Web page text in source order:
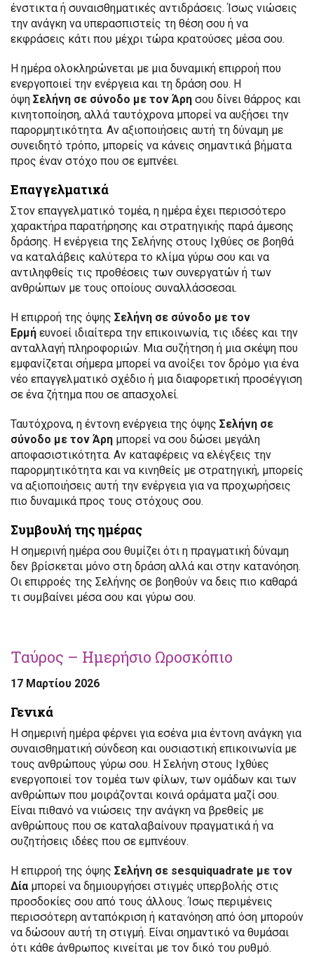
ένστικτα ή συναισθηματικές αντιδράσεις. Ίσως νιώσεις
την ανάγκη να υπερασπιστείς τη θέση σου ή να
εκφράσεις κάτι που μέχρι τώρα κρατούσες μέσα σου.
Η ημέρα ολοκληρώνεται με μια δυναμική επιρροή που
ενεργοποιεί την ενέργεια και τη δράση σου. Η
όψη Σελήνη σε σύνοδο με τον Άρη σου δίνει θάρρος και
κινητοποίηση, αλλά ταυτόχρονα μπορεί να αυξήσει την
παρορμητικότητα. Αν αξιοποιήσεις αυτή τη δύναμη με
συνειδητό τρόπο, μπορείς να κάνεις σημαντικά βήματα
προς έναν στόχο που σε εμπνέει.
Επαγγελματικά
Στον επαγγελματικό τομέα, η ημέρα έχει περισσότερο
χαρακτήρα παρατήρησης και στρατηγικής παρά άμεσης
δράσης. Η ενέργεια της Σελήνης στους Ιχθύες σε βοηθά
να καταλάβεις καλύτερα το κλίμα γύρω σου και να
αντιληφθείς τις προθέσεις των συνεργατών ή των
ανθρώπων με τους οποίους συναλλάσσεσαι.
Η επιρροή της όψης Σελήνη σε σύνοδο με τον
Ερμή ευνοεί ιδιαίτερα την επικοινωνία, τις ιδέες και την
ανταλλαγή πληροφοριών. Μια συζήτηση ή μια σκέψη που
εμφανίζεται σήμερα μπορεί να ανοίξει τον δρόμο για ένα
νέο επαγγελματικό σχέδιο ή μια διαφορετική προσέγγιση
σε ένα ζήτημα που σε απασχολεί.
Ταυτόχρονα, η έντονη ενέργεια της όψης Σελήνη σε
σύνοδο με τον Άρη μπορεί να σου δώσει μεγάλη
αποφασιστικότητα. Αν καταφέρεις να ελέγξεις την
παρορμητικότητα και να κινηθείς με στρατηγική, μπορείς
να αξιοποιήσεις αυτή την ενέργεια για να προχωρήσεις
πιο δυναμικά προς τους στόχους σου.
Συμβουλή της ημέρας
Η σημερινή ημέρα σου θυμίζει ότι η πραγματική δύναμη
δεν βρίσκεται μόνο στη δράση αλλά και στην κατανόηση.
Οι επιρροές της Σελήνης σε βοηθούν να δεις πιο καθαρά
τι συμβαίνει μέσα σου και γύρω σου.
Ταύρος – Ημερήσιο Ωροσκόπιο
17 Μαρτίου 2026
Γενικά
Η σημερινή ημέρα φέρνει για εσένα μια έντονη ανάγκη για
συναισθηματική σύνδεση και ουσιαστική επικοινωνία με
τους ανθρώπους γύρω σου. Η Σελήνη στους Ιχθύες
ενεργοποιεί τον τομέα των φίλων, των ομάδων και των
ανθρώπων που μοιράζονται κοινά οράματα μαζί σου.
Είναι πιθανό να νιώσεις την ανάγκη να βρεθείς με
ανθρώπους που σε καταλαβαίνουν πραγματικά ή να
συζητήσεις ιδέες που σε εμπνέουν.
Η επιρροή της όψης Σελήνη σε sesquiquadrate με τον
Δίαμπορεί να δημιουργήσει στιγμές υπερβολής στις
προσδοκίες σου από τους άλλους. Ίσως περιμένεις
περισσότερη ανταπόκριση ή κατανόηση από όση μπορούν
να δώσουν αυτή τη στιγμή. Είναι σημαντικό να θυμάσαι
ότι κάθε άνθρωπος κινείται με τον δικό του ρυθμό.